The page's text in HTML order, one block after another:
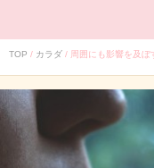
TOP カラダ 周囲にも影響を及